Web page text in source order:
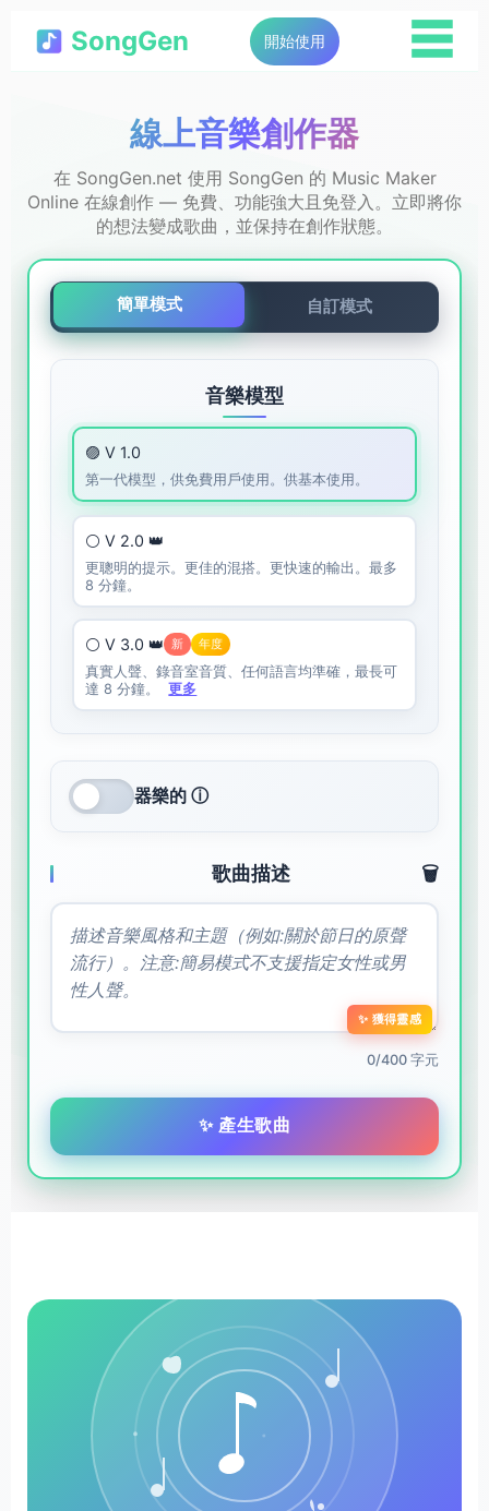
SongGen 開始使用 ☰
線上音樂創作器
在 SongGen.net 使用 SongGen 的 Music Maker
Online 在線創作 — 免費、功能強大且免登入。立即將你
的想法變成歌曲，並保持在創作狀態。
簡單模式 自訂模式
音樂模型
🟣 V 1.0
第一代模型，供免費用戶使用。供基本使用。
⚪ V 2.0 👑
更聰明的提示。更佳的混搭。更快速的輸出。最多
8 分鐘。
⚪ V 3.0 👑 新 年度
真實人聲、錄音室音質、任何語言均準確，最長可
達 8 分鐘。
更多
器樂的 ⓘ
歌曲描述 🗑️
✨ 獲得靈感
0/400 字元
✨ 產生歌曲